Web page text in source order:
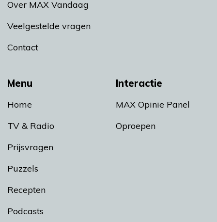
Menu
Home
TV & Radio
Prijsvragen
Puzzels
Recepten
Podcasts
Interactie
MAX Opinie Panel
Oproepen
Over MAX Vandaag
Veelgestelde vragen
Contact